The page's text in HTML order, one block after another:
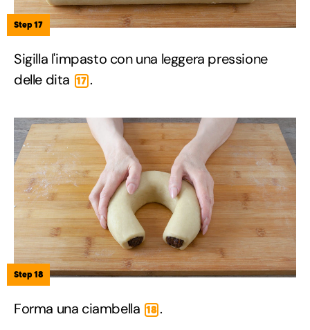
Step 17
Sigilla l'impasto con una leggera pressione
delle dita 17 .
Step 18
Forma una ciambella 18 .